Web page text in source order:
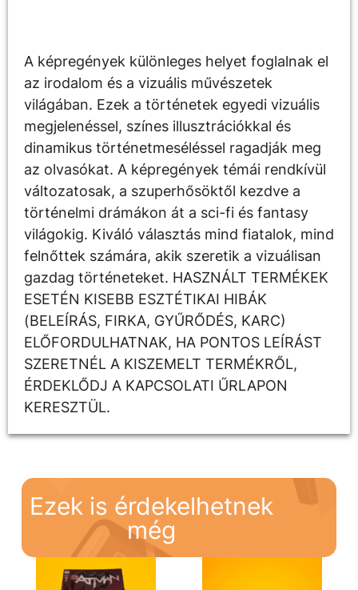
A képregények különleges helyet foglalnak el
az irodalom és a vizuális művészetek
világában. Ezek a történetek egyedi vizuális
megjelenéssel, színes illusztrációkkal és
dinamikus történetmeséléssel ragadják meg
az olvasókat. A képregények témái rendkívül
változatosak, a szuperhősöktől kezdve a
történelmi drámákon át a sci-fi és fantasy
világokig. Kiváló választás mind fiatalok, mind
felnőttek számára, akik szeretik a vizuálisan
gazdag történeteket. HASZNÁLT TERMÉKEK
ESETÉN KISEBB ESZTÉTIKAI HIBÁK
(BELEÍRÁS, FIRKA, GYŰRŐDÉS, KARC)
ELŐFORDULHATNAK, HA PONTOS LEÍRÁST
SZERETNÉL A KISZEMELT TERMÉKRŐL,
ÉRDEKLŐDJ A KAPCSOLATI ŰRLAPON
KERESZTÜL.
Ezek is érdekelhetnek
még